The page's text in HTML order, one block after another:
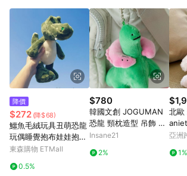
回饋。 5. 點數回饋會扣除所有折扣優惠後之最終發
實際回饋請依LINE購物通知為主。 6. 訂單如有使用
ETMall站內之折扣優惠(包含但不限於東森幣、樂
券等)，不具點數回饋資格。詳細請依東森購物
顯示為準。 7. LINE購物設有「單一商品最高回饋
殊活動時開放「回饋無上限」)，以同一訂單中同一
計算，並依訂單成立時間當下LINE購物所設定的回
8. LINE購物為購物資訊整合性平台，商品資料更新
如顯示之商品規格、顏色、價位、贈品與東森購物
頁不符，以銷售網頁標示為準。 9. 若有贈點爭議，
日期+180天以內至LINE購物客服洽詢；若超過180
行申訴，恕無法贈點回饋。 10. 部分點數紅包僅限
用，或不適用於無回饋商品。各點數紅包之適用商品
請依點數紅包頁面規則為準。
降價
$272 (降$68)
鱷魚毛絨玩具丑萌恐龍
玩偶睡覺抱布娃娃抱枕
公仔女生床上生日禮物
東森購物 ETMall
0.5%
$780
韓國文創 JOGUMAN
恐龍 頸枕造型 吊飾 絨
毛玩具 韓國代購
Insane21
2%
北歐
年禮
亞洲
1%